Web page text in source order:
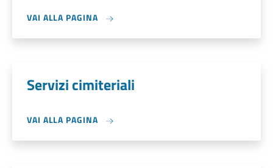
VAI ALLA PAGINA
Servizi cimiteriali
VAI ALLA PAGINA